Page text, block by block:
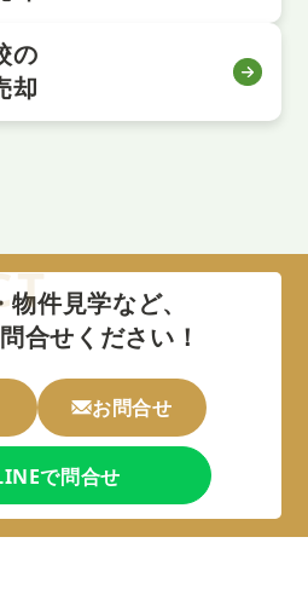
の
却
件見学など、
合せください！
お問合せ
で問合せ